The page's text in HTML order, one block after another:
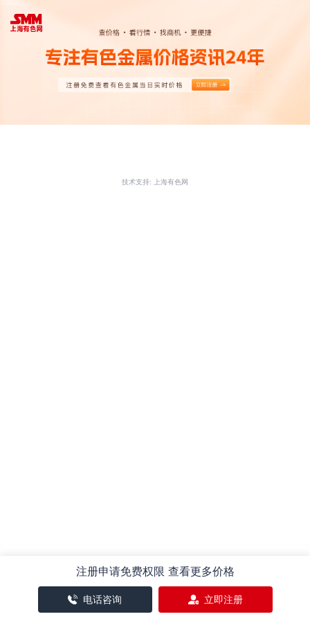
技术支持: 上海有色网
注册申请免费权限 查看更多价格
电话咨询 立即注册